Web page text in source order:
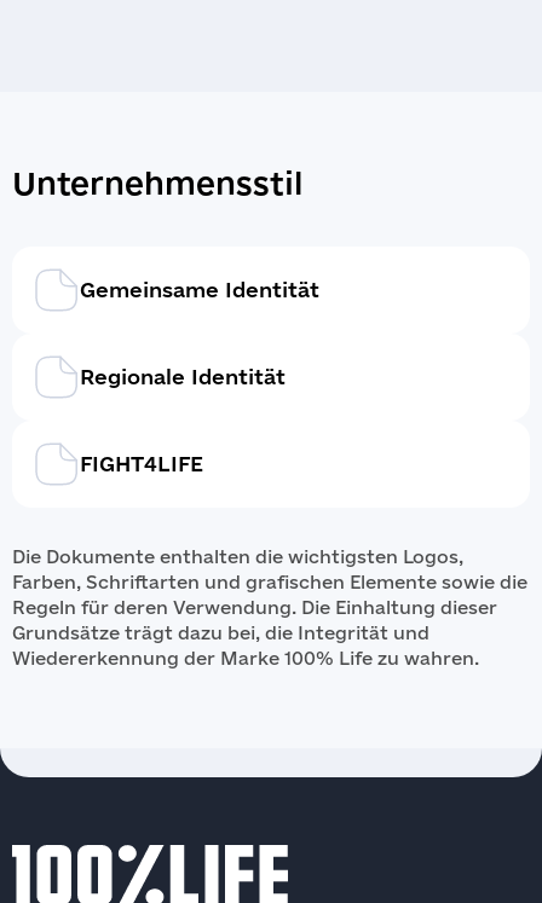
Unternehmensstil
Gemeinsame Identität
Regionale Identität
FIGHT4LIFE
Die Dokumente enthalten die wichtigsten Logos,
Farben, Schriftarten und grafischen Elemente sowie die
Regeln für deren Verwendung. Die Einhaltung dieser
Grundsätze trägt dazu bei, die Integrität und
Wiedererkennung der Marke 100% Life zu wahren.